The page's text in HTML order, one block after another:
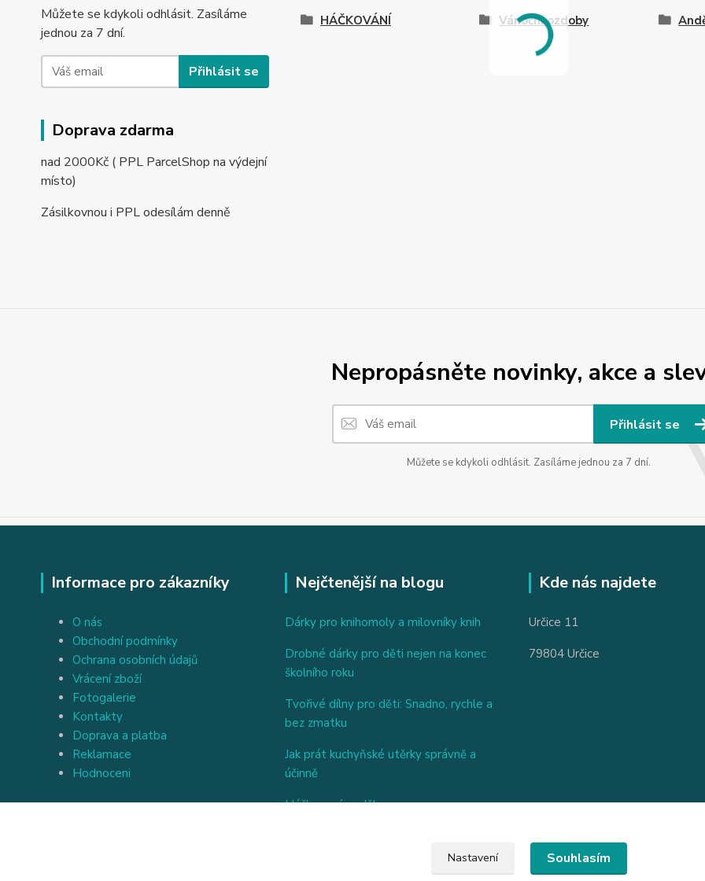
Můžete se kdykoli odhlásit. Zasíláme
jednou za 7 dní.
Přihlásit se
Doprava zdarma
nad 2000Kč ( PPL ParcelShop na výdejní
místo)
Zásilkovnou i PPL odesílám denně
HÁČKOVÁNÍ Vánoční ozdoby
Nepropásněte novinky, akce a
Přihlásit se
Můžete se kdykoli odhlásit. Zasíláme jednou za 7 dní.
Informace pro zákazníky
O nás
Obchodní podmínky
Ochrana osobních údajů
Vrácení zboží
Fotogalerie
Kontakty
Doprava a platba
Reklamace
Hodnoceni
Nejčtenější na blogu
Dárky pro knihomoly a milovníky knih
Drobné dárky pro děti nejen na konec
školního roku
Tvořivé dílny pro děti: Snadno, rychle a
bez zmatku
Jak prát kuchyňské utěrky správně a
účinně
Háčkovaný anděl
Kde nás najdete
Určice 11
79804 Určice
Nastavení Souhlasím